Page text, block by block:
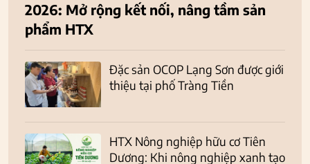
2026: Mở rộng kết nối, nâng tầm sản
phẩm HTX
Đặc sản OCOP Lạng Sơn được giới
thiệu tại phố Tràng Tiền
HTX Nông nghiệp hữu cơ Tiên
Dương: Khi nông nghiệp xanh tạo